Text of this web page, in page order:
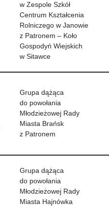
w Zespole Szkół
Centrum Kształcenia
Rolniczego w Janowie
z Patronem – Koło
Gospodyń Wiejskich
w Sitawce
Grupa dążąca
do powołania
Młodzieżowej Rady
Miasta Brańsk
z Patronem
Grupa dążąca
do powołania
Młodzieżowej Rady
Miasta Hajnówka